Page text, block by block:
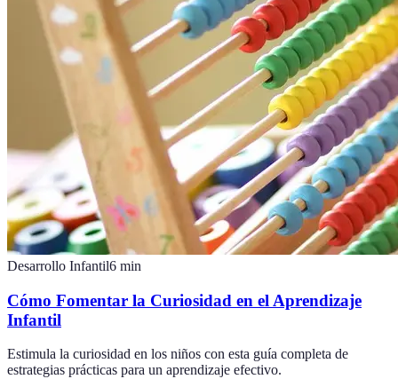
Desarrollo Infantil6 min
Cómo Fomentar la Curiosidad en el Aprendizaje
Infantil
Estimula la curiosidad en los niños con esta guía completa de
estrategias prácticas para un aprendizaje efectivo.